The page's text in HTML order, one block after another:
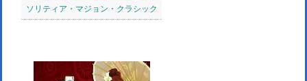
ソリティア・マジョン・クラシック